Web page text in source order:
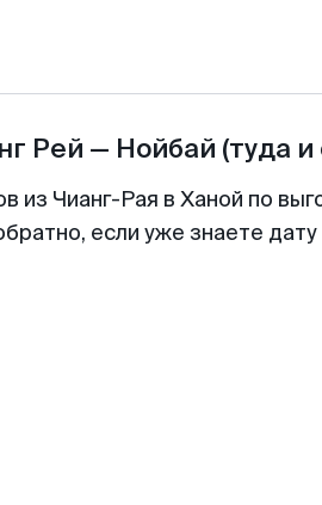
Рей — Нойбай (туда
из Чианг-Рая в Ханой по
если уже знаете